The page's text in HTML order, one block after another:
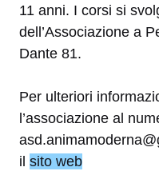
11 anni. I corsi si
dell’Associazione a
Dante 81.
Per ulteriori
l’associazione al
il sito web